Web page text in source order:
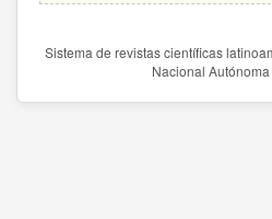
Sistema de revistas científicas
Nacional